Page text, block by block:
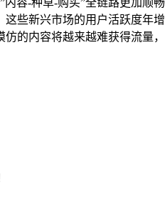
容-种草-购买”全链路更加
些新兴市场的用户活跃度年
的内容将越来越难获得流量